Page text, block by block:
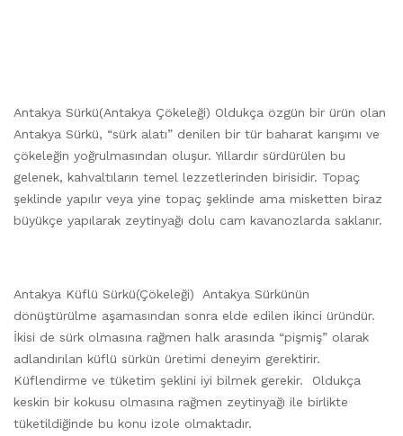
Antakya Sürkü(Antakya Çökeleği) Oldukça özgün bir ürün olan
Antakya Sürkü, “sürk alatı” denilen bir tür baharat karışımı ve
çökeleğin yoğrulmasından oluşur. Yıllardır sürdürülen bu
gelenek, kahvaltıların temel lezzetlerinden birisidir. Topaç
şeklinde yapılır veya yine topaç şeklinde ama misketten biraz
büyükçe yapılarak zeytinyağı dolu cam kavanozlarda saklanır.
Antakya Küflü Sürkü(Çökeleği) Antakya Sürkünün
dönüştürülme aşamasından sonra elde edilen ikinci üründür.
İkisi de sürk olmasına rağmen halk arasında “pişmiş” olarak
adlandırılan küflü sürkün üretimi deneyim gerektirir.
Küflendirme ve tüketim şeklini iyi bilmek gerekir. Oldukça
keskin bir kokusu olmasına rağmen zeytinyağı ile birlikte
tüketildiğinde bu konu izole olmaktadır.